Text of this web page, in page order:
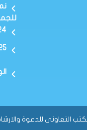
التعاونى للدعوة